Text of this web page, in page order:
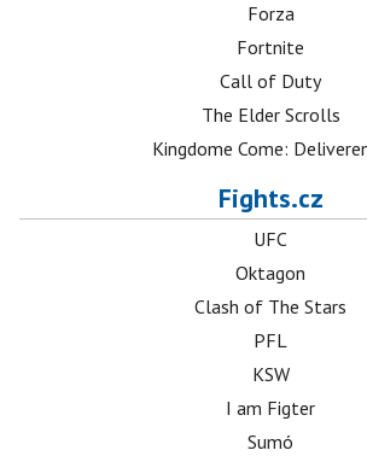
Forza
Fortnite
Call of Duty
The Elder Scrolls
Kingdome Come:
Fights.cz
UFC
Oktagon
Clash of The Stars
PFL
KSW
I am Figter
Sumó